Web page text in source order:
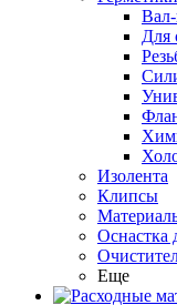
Для
Изолента
Клипсы
Оснастка
Еще